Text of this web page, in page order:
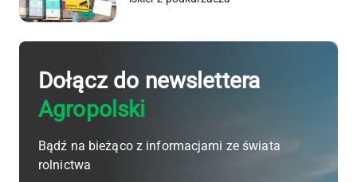
Dołącz do newslettera
Agropolski
Bądź na bieżąco z informacjami ze świata
rolnictwa